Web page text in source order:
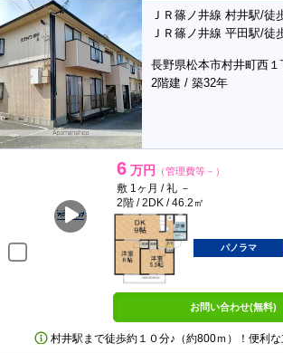
ＪＲ篠ノ井線 村井駅/徒
ＪＲ篠ノ井線 平田駅/徒
長野県松本市村井町西１
2階建 / 築32年
6 万円 （管理費等－）
敷 1ヶ月 / 礼 －
2階 / 2DK / 46.2㎡
パノラマ
お問い合わせ(無料)
村井駅まで徒歩約１０分♪（約800ｍ）！便利な